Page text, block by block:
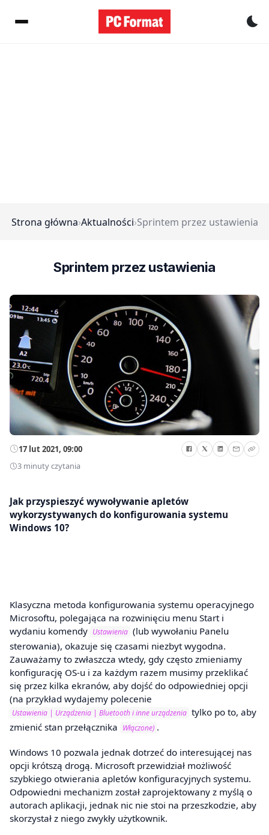
Strona główna›Aktualności›Sprintem przez ustawienia
Sprintem przez ustawienia
17 lut 2021, 09:00
3 minuty czytania
Jak przyspieszyć wywoływanie apletów
wykorzystywanych do konfigurowania systemu
Windows 10?
Klasyczna metoda konfigurowania systemu operacyjnego
Microsoftu, polegająca na rozwinięciu menu Start i
wydaniu komendy Ustawienia (lub wywołaniu Panelu
sterowania), okazuje się czasami niezbyt wygodna.
Zauważamy to zwłaszcza wtedy, gdy często zmieniamy
konfigurację OS-u i za każdym razem musimy przeklikać
się przez kilka ekranów, aby dojść do odpowiedniej opcji
(na przykład wydajemy polecenie
Ustawienia | Urządzenia | Bluetooth i inne urządzenia tylko po to, aby
zmienić stan przełącznika Włączone) .
Windows 10 pozwala jednak dotrzeć do interesującej nas
opcji krótszą drogą. Microsoft przewidział możliwość
szybkiego otwierania apletów konfiguracyjnych systemu.
Odpowiedni mechanizm został zaprojektowany z myślą o
autorach aplikacji, jednak nic nie stoi na przeszkodzie, aby
skorzystał z niego zwykły użytkownik.